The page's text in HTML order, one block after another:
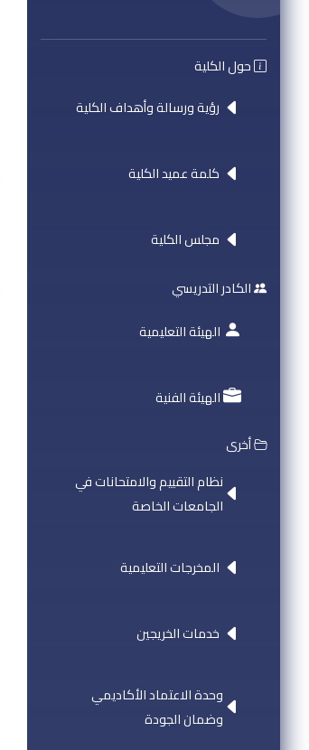
حول الكلية
رؤية ورسالة وأهداف الكلية
كلمة عميد الكلية
مجلس الكلية
الكادر التدريسي
الهيئة التعليمية
الهيئة الفنية
أخرى
نظام التقييم والامتحانات في
الجامعات الخاصة
المخرجات التعليمية
خدمات الخريجين
وحدة الاعتماد الأكاديمي
وضمان الجودة